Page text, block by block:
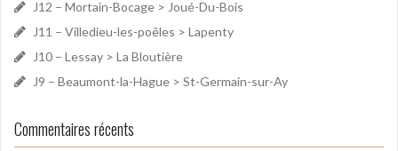
J12 – Mortain-Bocage > Joué-Du-Bois
J11 – Villedieu-les-poêles > Lapenty
J10 – Lessay > La Bloutière
J9 – Beaumont-la-Hague > St-Germain-sur-Ay
Commentaires récents